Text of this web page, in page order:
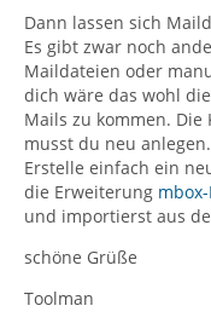
Dann lassen sich
Es gibt zwar noch
Maildateien oder
dich wäre das wohl
Mails zu kommen.
musst du neu anlegen.
Erstelle einfach ein
die Erweiterung
und importierst aus
schöne Grüße
Toolman